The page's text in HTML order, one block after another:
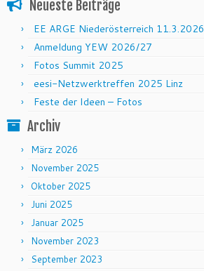
Neueste Beiträge
EE ARGE Niederösterreich 11.3.2026
Anmeldung YEW 2026/27
Fotos Summit 2025
eesi-Netzwerktreffen 2025 Linz
Feste der Ideen – Fotos
Archiv
März 2026
November 2025
Oktober 2025
Juni 2025
Januar 2025
November 2023
September 2023